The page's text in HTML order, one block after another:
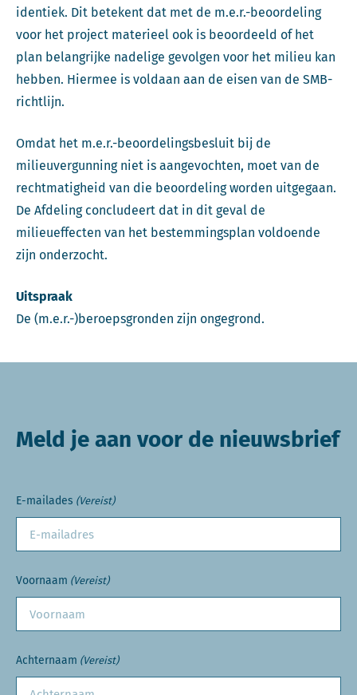
identiek. Dit betekent dat met de m.e.r.-beoordeling
voor het project materieel ook is beoordeeld of het
plan belangrijke nadelige gevolgen voor het milieu kan
hebben. Hiermee is voldaan aan de eisen van de SMB-
richtlijn.
Omdat het m.e.r.-beoordelingsbesluit bij de
milieuvergunning niet is aangevochten, moet van de
rechtmatigheid van die beoordeling worden uitgegaan.
De Afdeling concludeert dat in dit geval de
milieueffecten van het bestemmingsplan voldoende
zijn onderzocht.
Uitspraak
De (m.e.r.-)beroepsgronden zijn ongegrond.
Meld je aan voor de nieuwsbrief
E-mailades (Vereist)
Voornaam (Vereist)
Achternaam (Vereist)